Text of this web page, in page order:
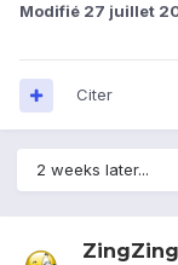
Modifié 27 juillet
Citer
2 weeks later...
ZingZing